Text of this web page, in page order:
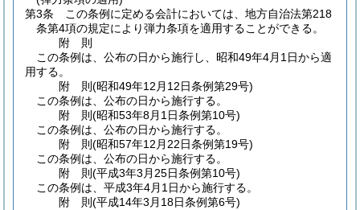
第3条
この条例に定める会計においては、地方自治法第218
条第4項の規定により弾力条項を適用することができる。
附 則
この条例は、公布の日から施行し、昭和49年4月1日から適
用する。
附 則(昭和49年12月12日条例第29号)
この条例は、公布の日から施行する。
附 則(昭和53年8月1日条例第10号)
この条例は、公布の日から施行する。
附 則(昭和57年12月22日条例第19号)
この条例は、公布の日から施行する。
附 則(平成3年3月25日条例第10号)
この条例は、平成3年4月1日から施行する。
附 則(平成14年3月18日条例第6号)